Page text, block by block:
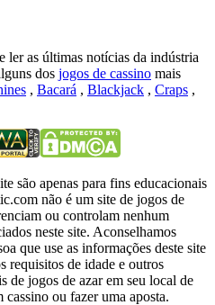
as últimas notícias da indústria
dos jogos de cassino mais
, Bacará , Blackjack , Craps ,
são apenas para fins educacionais
não é um site de jogos de
ou controlam nenhum
neste site. Aconselhamos
que use as informações deste site
requisitos de idade e outros
de jogos de azar em seu local de
cassino ou fazer uma aposta.